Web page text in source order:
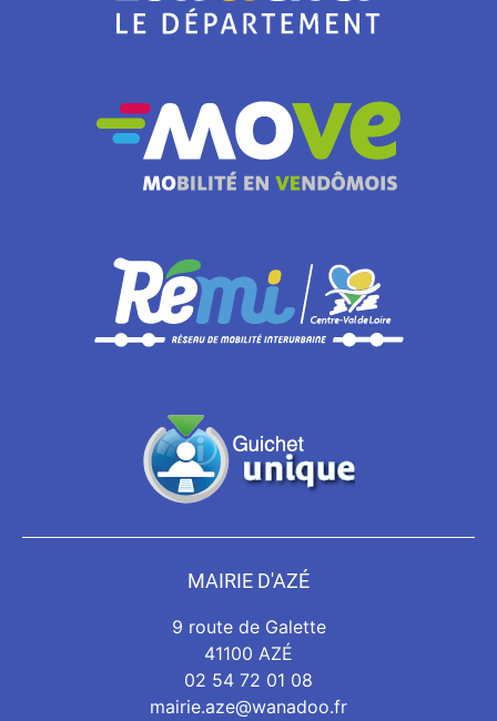
MAIRIE D'AZÉ
9 route de Galette
41100 AZÉ
02 54 72 01 08
mairie.aze@wanadoo.fr